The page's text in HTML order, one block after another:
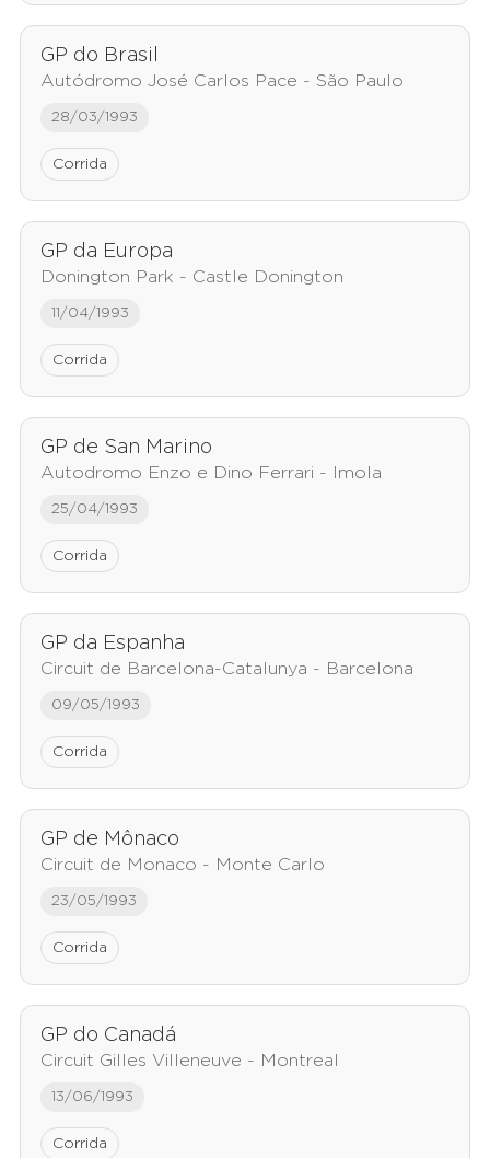
GP do Brasil
Autódromo José Carlos Pace - São Paulo
28/03/1993
Corrida
GP da Europa
Donington Park - Castle Donington
11/04/1993
Corrida
GP de San Marino
Autodromo Enzo e Dino Ferrari - Imola
25/04/1993
Corrida
GP da Espanha
Circuit de Barcelona-Catalunya - Barcelona
09/05/1993
Corrida
GP de Mônaco
Circuit de Monaco - Monte Carlo
23/05/1993
Corrida
GP do Canadá
Circuit Gilles Villeneuve - Montreal
13/06/1993
Corrida